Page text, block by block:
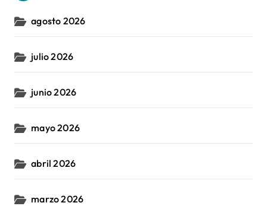
agosto 2026
julio 2026
junio 2026
mayo 2026
abril 2026
marzo 2026